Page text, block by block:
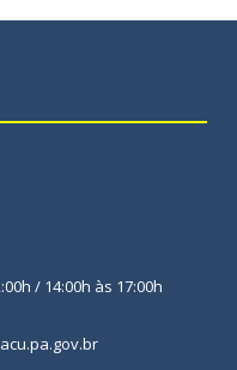
/ 14:00h às 17:00h